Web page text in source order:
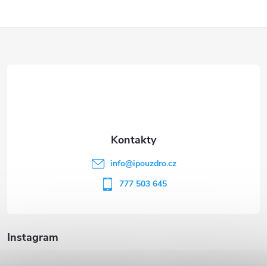
Instagram
info@ipouzdro.cz
777 503 645